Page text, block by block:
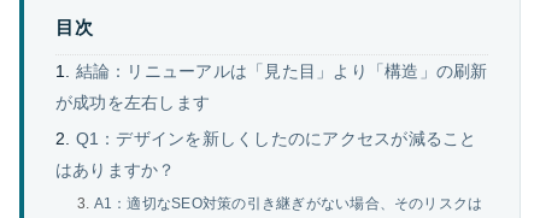
目次
結論：リニューアルは「見た目」より「構造」の刷新
が成功を左右します
Q1：デザインを新しくしたのにアクセスが減ること
はありますか？
A1：適切なSEO対策の引き継ぎがない場合、そのリスクは